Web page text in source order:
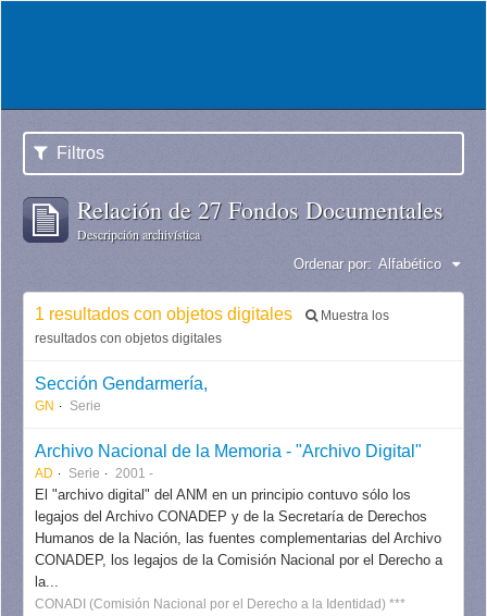
Filtros
Relación de 27 Fondos Documentales
Descripción archivística
Ordenar por: Alfabético
1 resultados con objetos digitales
Muestra los
resultados con objetos digitales
Sección Gendarmería,
GN Serie
Archivo Nacional de la Memoria - "Archivo Digital"
AD Serie 2001 -
El "archivo digital" del ANM en un principio contuvo sólo los
legajos del Archivo CONADEP y de la Secretaría de Derechos
Humanos de la Nación, las fuentes complementarias del Archivo
CONADEP, los legajos de la Comisión Nacional por el Derecho a
la...
CONADI (Comisión Nacional por el Derecho a la Identidad) ***